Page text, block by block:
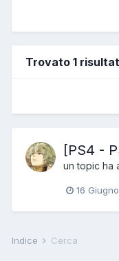
Trovato 1
[PS4 -
un topic ha
16
Indice Cerca